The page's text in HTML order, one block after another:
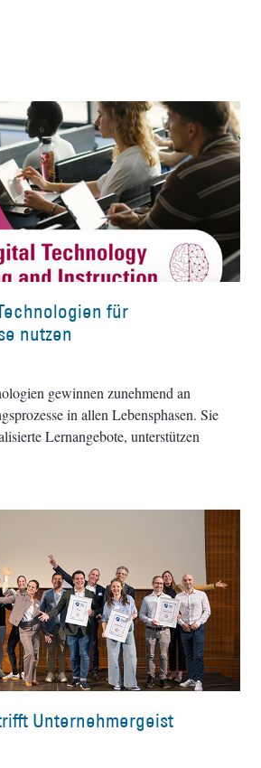
für
nutzen
gewinnen zunehmend an
in allen Lebensphasen. Sie
Lernangebote, unterstützen
Unternehmergeist